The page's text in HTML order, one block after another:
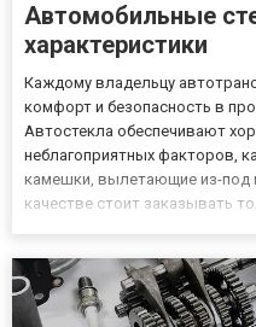
Автомобильные
характеристики
Каждому владельцу
комфорт и безопасность в
Автостекла обеспечивают
неблагоприятных факторов,
камешки, вылетающие из-под
качестве стоит заказывать
прочность...